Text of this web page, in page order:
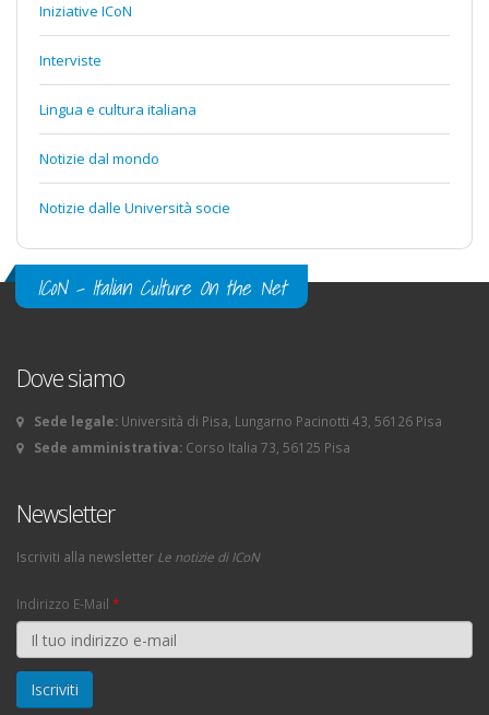
Iniziative ICoN
Interviste
Lingua e cultura italiana
Notizie dal mondo
Notizie dalle Università socie
ICoN - Italian Culture On the Net
Dove siamo
Sede legale: Università di Pisa, Lungarno Pacinotti 43, 56126 Pisa
Sede amministrativa: Corso Italia 73, 56125 Pisa
Newsletter
Iscriviti alla newsletter Le notizie di ICoN
Indirizzo E-Mail *